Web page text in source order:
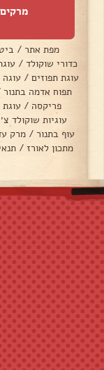
מרקים
מפת אתר /
כדורי שוקולד /
עוגת תפוזים /
תפוח אדמה בתנור
פריקסה / עוגת
עוגיות שוקולד
עוף בתנור / מרק
מתכון לאורז /